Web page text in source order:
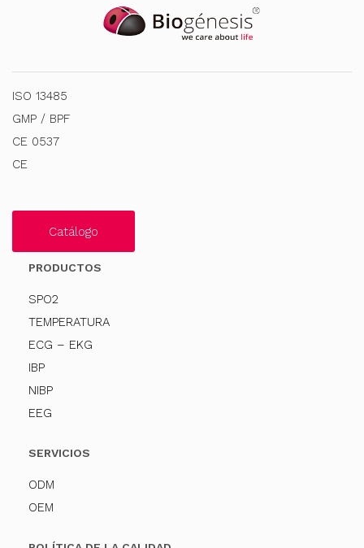
ISO 13485
GMP / BPF
CE 0537
CE
Catálogo
PRODUCTOS
SPO2
TEMPERATURA
ECG – EKG
IBP
NIBP
EEG
SERVICIOS
ODM
OEM